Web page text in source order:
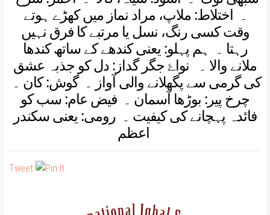
۔ اختلاط: ملاپ، مراد نماز میں کھڑے ہوتے
وقت کسی رنگ، نسل یا مرتبے کا فرق نہیں
رہتا ۔
ہم پہلو: یعنی کندھے کے ساتھ کندھا
ملانے والا ۔
نواۓ جگر گداز : دل کو جذبہ عشق
کی گرمی سے پگھلانے والی آواز ۔گوش: کان ۔
چرخ پیر : بوڑھا آسمان ۔ فیض عام: سب کو
فائدہ پہچانے کی کیفیت ۔ رومی: یعنی سکندر
Tweet